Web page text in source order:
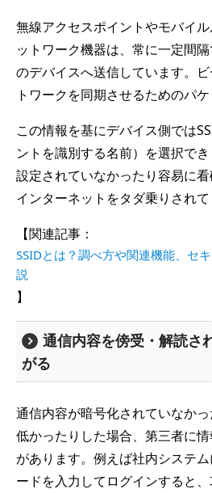
無線アクセスポイントやモバイ
ットワーク機器は、常に一定間
のデバイスへ送信しています。
トワークを同期させるためのパケ
この情報を基にデバイス側では
ントを識別する名前）を選択で
設定されていなかったり容易に看
インターネットをタダ乗りされて
【関連記事：
SSIDとは？調べ方や関連機能、セ
説
】
通信内容を傍受・解読さ
がる
通信内容が暗号化されていなか
低かったりした場合、第三者に
があります。例えば社内システ
ードを入力してログインすると